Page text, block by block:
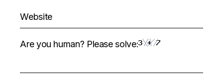
Are you human? Please solve: